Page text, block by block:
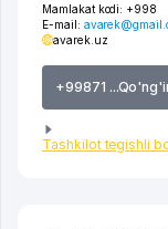
Mamlakat kodi: +998
E-mail:
avarek.uz
+99871
Tashkilot tegishli